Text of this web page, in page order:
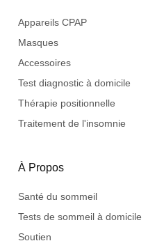
Appareils CPAP
Masques
Accessoires
Test diagnostic à domicile
Thérapie positionnelle
Traitement de l'insomnie
À Propos
Santé du sommeil
Tests de sommeil à domicile
Soutien